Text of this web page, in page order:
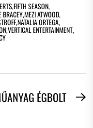
,FIFTH SEASON,
BRACEY,MEZI ATWOOD,
,NATALIA ORTEGA,
,VERTICAL ENTERTAINMENT,
ÉGBOLT